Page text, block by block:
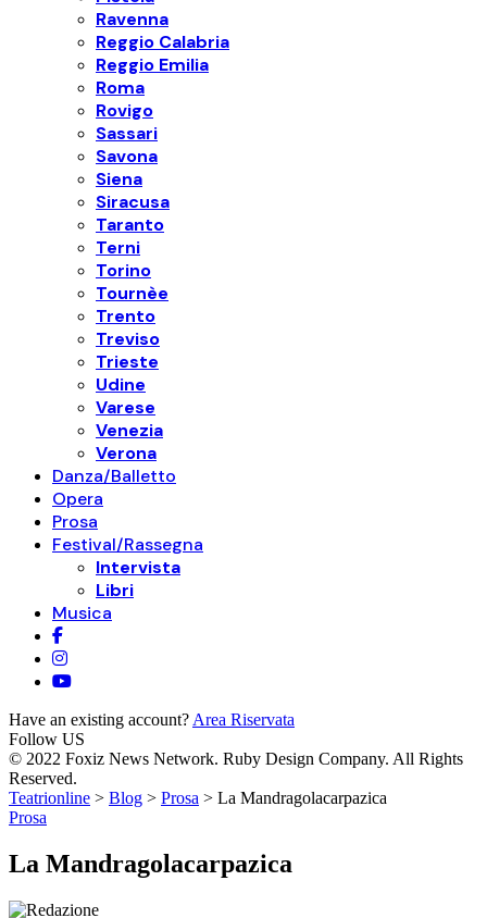
Ravenna
Reggio Calabria
Reggio Emilia
Roma
Rovigo
Sassari
Savona
Siena
Siracusa
Taranto
Terni
Torino
Tournèe
Trento
Treviso
Trieste
Udine
Varese
Venezia
Verona
Danza/Balletto
Opera
Prosa
Festival/Rassegna
Intervista
Libri
Musica
Have an existing account? Area Riservata
Follow US
© 2022 Foxiz News Network. Ruby Design Company. All Rights
Reserved.
Teatrionline > Blog > Prosa > La Mandragolacarpazica
Prosa
La Mandragolacarpazica